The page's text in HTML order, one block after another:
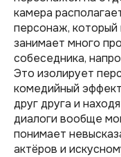
камера
персонаж,
занимает много
собеседника,
Это изолирует
комедийный
друг друга и
диалоги вообще
понимает
актёров и